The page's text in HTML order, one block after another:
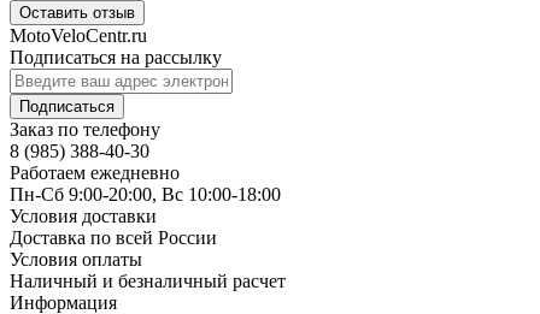
Оставить отзыв
MotoVeloCentr.ru
Подписаться на рассылку
Подписаться
Заказ по телефону
8 (985) 388-40-30
Работаем ежедневно
Пн-Сб 9:00-20:00, Вс 10:00-18:00
Условия доставки
Доставка по всей России
Условия оплаты
Наличный и безналичный расчет
Информация